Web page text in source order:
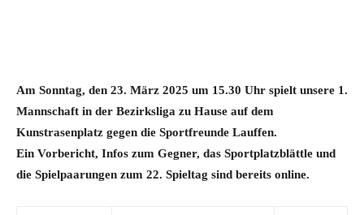
Am Sonntag, den 23. März 2025 um 15.30 Uhr spielt unsere 1.
Mannschaft in der Bezirksliga zu Hause auf dem
Kunstrasenplatz gegen die Sportfreunde Lauffen.
Ein Vorbericht, Infos zum Gegner, das Sportplatzblättle und
die Spielpaarungen zum 22. Spieltag sind bereits online.